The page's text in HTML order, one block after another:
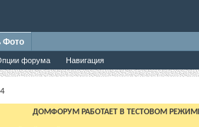
форума Навигация
Фото
ДОМФОРУМ РАБОТАЕТ В ТЕСТОВОМ РЕЖИМЕ